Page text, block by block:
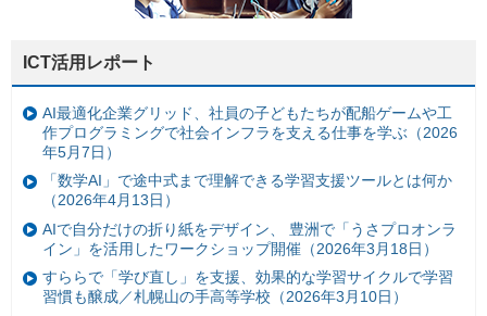
ICT活用レポート
AI最適化企業グリッド、社員の子どもたちが配船ゲームや工
作プログラミングで社会インフラを支える仕事を学ぶ（2026
年5月7日）
「数学AI」で途中式まで理解できる学習支援ツールとは何か
（2026年4月13日）
AIで自分だけの折り紙をデザイン、 豊洲で「うさプロオンラ
イン」を活用したワークショップ開催（2026年3月18日）
すららで「学び直し」を支援、効果的な学習サイクルで学習
習慣も醸成／札幌山の手高等学校（2026年3月10日）